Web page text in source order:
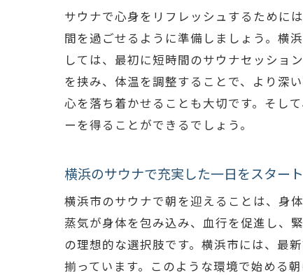
サウナで心身をリフレッシュするために
間を過ごせるように準備しましょう。横
しては、最初に短時間のサウナセッショ
を挟み、体温を調整することで、より深
心を落ち着かせることも大切です。そし
ーを得ることができるでしょう。
横浜のサウナで充実した一日をスタート
横浜市のサウナで朝を迎えることは、身
蒸気が身体を包み込み、血行を促進し、
の理想的な選択肢です。横浜市には、最
揃っています。このような環境で始める